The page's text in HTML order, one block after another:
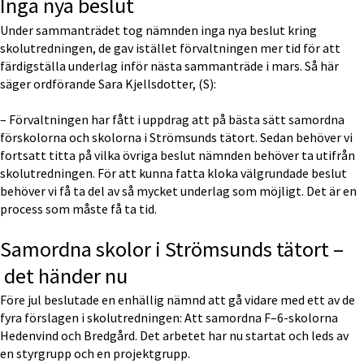
Inga nya beslut
Under sammanträdet tog nämnden inga nya beslut kring
skolutredningen, de gav istället förvaltningen mer tid för att
färdigställa underlag inför nästa sammanträde i mars. Så här
säger ordförande Sara Kjellsdotter, (S):
– Förvaltningen har fått i uppdrag att på bästa sätt samordna
förskolorna och skolorna i Strömsunds tätort. Sedan behöver vi
fortsatt titta på vilka övriga beslut nämnden behöver ta utifrån
skolutredningen. För att kunna fatta kloka välgrundade beslut
behöver vi få ta del av så mycket underlag som möjligt. Det är en
process som måste få ta tid.
Samordna skolor i Strömsunds tätort –
det händer nu
Före jul beslutade en enhällig nämnd att gå vidare med ett av de
fyra förslagen i skolutredningen: Att samordna F–6-skolorna
Hedenvind och Bredgård. Det arbetet har nu startat och leds av
en styrgrupp och en projektgrupp.